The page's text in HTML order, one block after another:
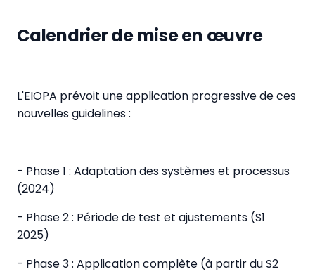
Calendrier de mise en œuvre
L'EIOPA prévoit une application progressive de ces
nouvelles guidelines :
- Phase 1 : Adaptation des systèmes et processus
(2024)
- Phase 2 : Période de test et ajustements (S1
2025)
- Phase 3 : Application complète (à partir du S2